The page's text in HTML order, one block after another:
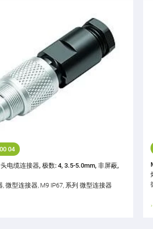
04
电缆连接器, 极数: 4, 3.5-5.0mm, 非屏蔽,
, 微型连接器, M9 IP67, 系列 微型连接器